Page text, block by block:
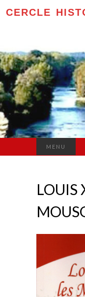
CERCLE
MENU
LOUIS